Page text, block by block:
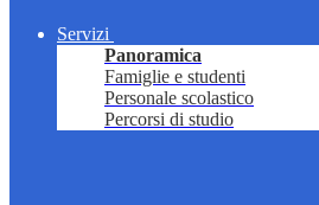
Servizi
Panoramica
Famiglie e studenti
Personale scolastico
Percorsi di studio